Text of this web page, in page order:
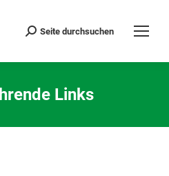
Search:
Seite durchsuchen
Links